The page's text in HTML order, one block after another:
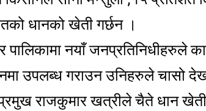
धानको खेती गर्छन ।
पालिकामा नयाँ
उपलब्ध गराउन उनिहरुले चासो
राजकुमार खत्रीले चैते धान